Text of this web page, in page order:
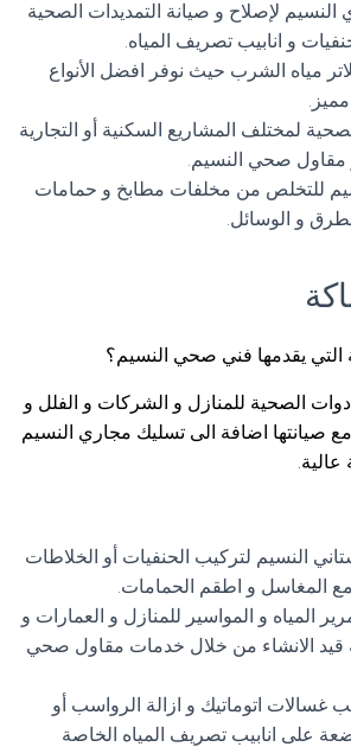
لإصلاح و صيانة التمديدات الصحية
و انابيب تصريف المياه.
مياه الشرب حيث نوفر افضل الأنواع
لمختلف المشاريع السكنية أو التجارية
مقاول صحي النسيم.
للتخلص من مخلفات مطابخ و حمامات
و الوسائل.
يقدمها فني صحي النسيم؟
الصحية للمنازل و الشركات و الفلل و
صيانتها اضافة الى تسليك مجاري النسيم
عالية.
النسيم لتركيب الحنفيات أو الخلاطات
المغاسل و اطقم الحمامات.
المياه و المواسير للمنازل و العمارات و
قيد الانشاء من خلال خدمات مقاول صحي
اتوماتيك و ازالة الرواسب أو
على انابيب تصريف المياه الخاصة